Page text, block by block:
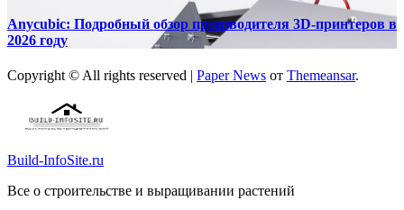
Anycubic: Подробный обзор производителя 3D-принтеров в
2026 году
Copyright © All rights reserved Paper News от Themeansar.
Build-InfoSite.ru
Все о строительстве и выращивании растений